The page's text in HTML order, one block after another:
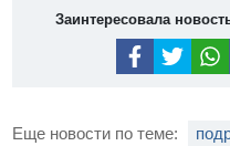
Заинтересовала
Еще новости по теме: